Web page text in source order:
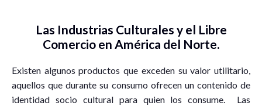
Las Industrias Culturales y el Libre
Comercio en América del Norte.
Existen algunos productos que exceden su valor utilitario,
aquellos que durante su consumo ofrecen un contenido de
identidad socio cultural para quien los consume. Las